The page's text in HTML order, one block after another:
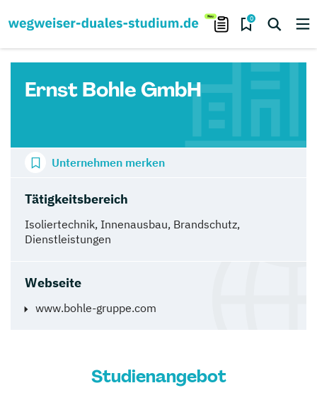
0
Ernst Bohle GmbH
Tätigkeitsbereich
Isoliertechnik, Innenausbau, Brandschutz,
Dienstleistungen
Webseite
www.bohle-gruppe.com
Unternehmen merken
Studienangebot